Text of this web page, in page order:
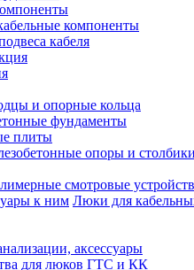
компоненты
кабеля
и опорные кольца
фундаменты
плиты
опоры и столбики
смотровые
Люки для
аксессуары
для люков ГТС и КК